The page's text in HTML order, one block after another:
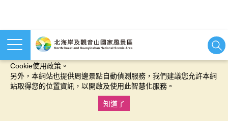
本網站使用cookies等相關技術以持續優化網站服務，並有助於為
Cookie使用政策。
另外，本網站也提供周邊景點自動偵測服務，我們建議您允許本網
站取得您的位置資訊，以開啟及使用此智慧化服務。
知道了